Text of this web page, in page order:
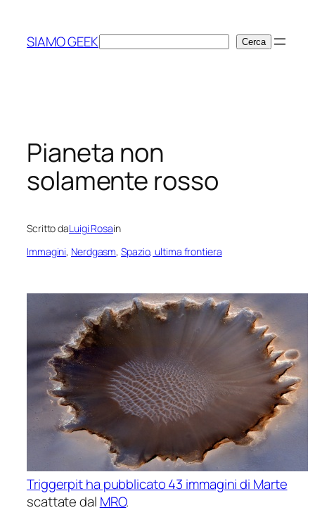
contenuto
SIAMO GEEKCerca Cerca
Pianeta non
solamente rosso
Scritto daLuigi Rosain
Immagini, Nerdgasm, Spazio, ultima frontiera
Triggerpit ha pubblicato 43 immagini di Marte
scattate dal MRO.